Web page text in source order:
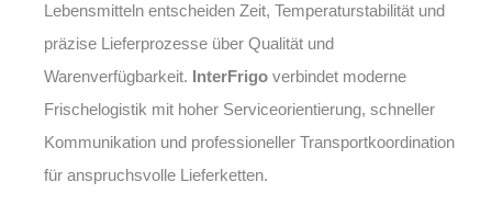
Lebensmitteln entscheiden Zeit, Temperaturstabilität und
präzise Lieferprozesse über Qualität und
Warenverfügbarkeit. InterFrigo verbindet moderne
Frischelogistik mit hoher Serviceorientierung, schneller
Kommunikation und professioneller Transportkoordination
für anspruchsvolle Lieferketten.